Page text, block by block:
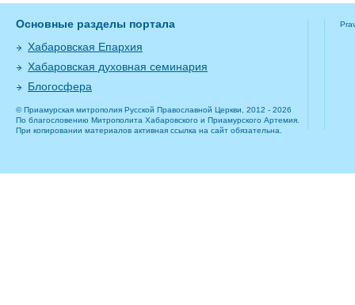
Основные разделы портала
Хабаровская Епархия
Хабаровская духовная семинария
Блогосфера
© Приамурская митрополия Русской Православной Церкви, 2012 - 2026
По благословению Митрополита Хабаровского и Приамурского Артемия.
При копировании материалов активная ссылка на сайт обязательна.